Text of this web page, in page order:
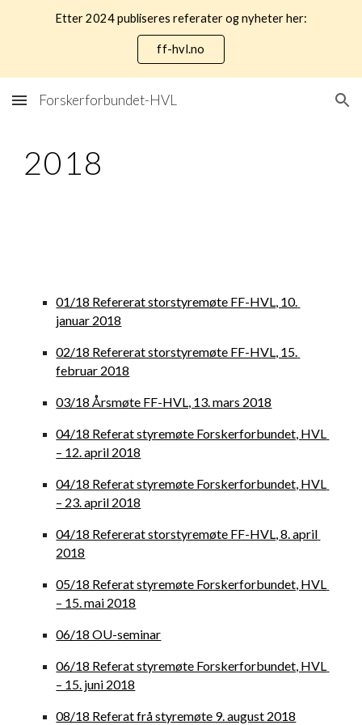
Skip to main content Skip to navigation
Etter 2024 publiseres referater og nyheter her:
ff-hvl.no
Forskerforbundet-HVL
2018
01/18 Refererat storstyremøte FF-HVL, 10.
januar 2018
02/18 Refererat storstyremøte FF-HVL, 15.
februar 2018
03/18 Årsmøte FF-HVL, 13. mars 2018
04/18 Referat styremøte Forskerforbundet, HVL
– 12. april 2018
04/18 Referat styremøte Forskerforbundet, HVL
– 23. april 2018
04/18 Refererat storstyremøte FF-HVL, 8. april
2018
05/18 Referat styremøte Forskerforbundet, HVL
– 15. mai 2018
06/18 OU-seminar
06/18 Referat styremøte Forskerforbundet, HVL
– 15. juni 2018
08/18 Referat frå styremøte 9. august 2018